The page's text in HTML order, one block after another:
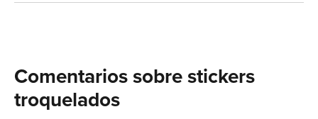
Comentarios sobre stickers
troquelados